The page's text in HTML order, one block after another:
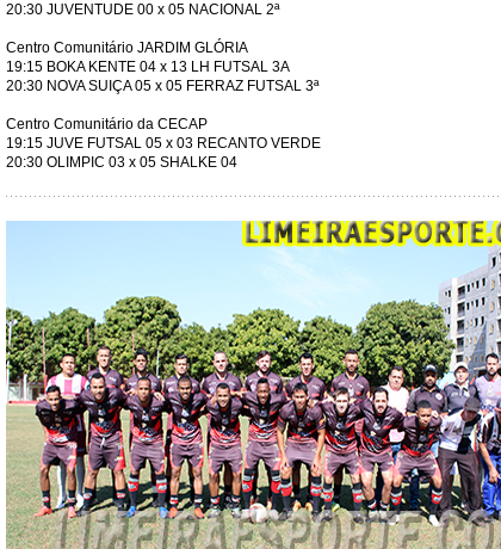
20:30 JUVENTUDE 00 x 05 NACIONAL 2ª
Centro Comunitário JARDIM GLÓRIA
19:15 BOKA KENTE 04 x 13 LH FUTSAL 3A
20:30 NOVA SUIÇA 05 x 05 FERRAZ FUTSAL 3ª
Centro Comunitário da CECAP
19:15 JUVE FUTSAL 05 x 03 RECANTO VERDE
20:30 OLIMPIC 03 x 05 SHALKE 04